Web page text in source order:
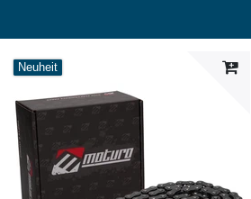
Neuheit